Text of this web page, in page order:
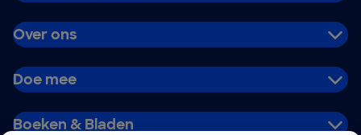
Over ons
Doe mee
Boeken & Bladen